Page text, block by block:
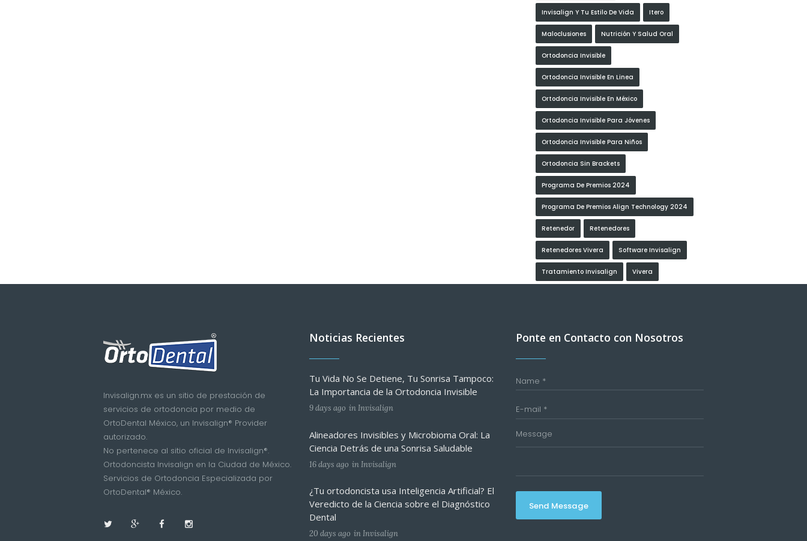
Invisalign Y Tu Estilo De Vida Itero
Maloclusiones Nutrición Y Salud Oral
Ortodoncia Invisible
Ortodoncia Invisible En Linea
Ortodoncia Invisible En México
Ortodoncia Invisible Para Jóvenes
Ortodoncia Invisible Para Niños
Ortodoncia Sin Brackets
Programa De Premios 2024
Programa De Premios Align Technology 2024
Retenedor Retenedores
Retenedores Vivera Software Invisalign
Tratamiento Invisalign Vivera
Invisalign.mx es un sitio de prestación de
servicios de ortodoncia por medio de
OrtoDental México, un Invisalign® Provider
autorizado.
No pertenece al sitio oficial de Invisalign®.
Ortodoncista Invisalign en la Ciudad de México.
Servicios de Ortodoncia Especializada por
OrtoDental® México.
Noticias Recientes
Tu Vida No Se Detiene, Tu Sonrisa Tampoco:
La Importancia de la Ortodoncia Invisible
9 days ago inInvisalign
Alineadores Invisibles y Microbioma Oral: La
Ciencia Detrás de una Sonrisa Saludable
16 days ago inInvisalign
¿Tu ortodoncista usa Inteligencia Artificial? El
Veredicto de la Ciencia sobre el Diagnóstico
Dental
20 days ago inInvisalign
Ponte en Contacto con Nosotros
Send Message